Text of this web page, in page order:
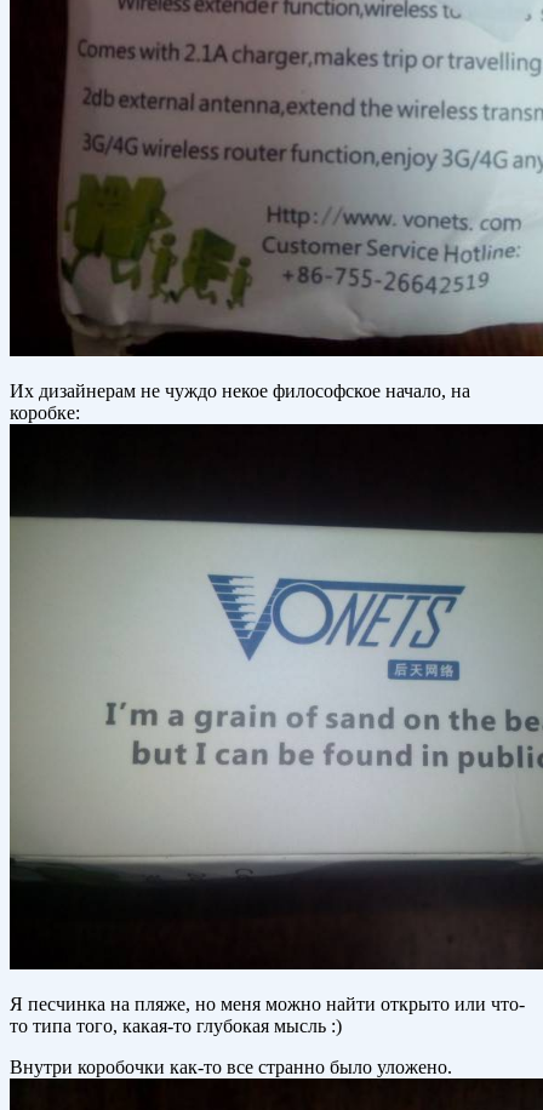
Их дизайнерам не чуждо некое философское начало, на
коробке:
Я песчинка на пляже, но меня можно найти открыто или что-
то типа того, какая-то глубокая мысль :)
Внутри коробочки как-то все странно было уложено.